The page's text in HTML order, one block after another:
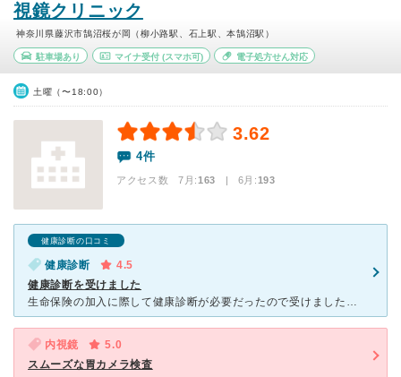
視鏡クリニック
神奈川県藤沢市鵠沼桜が岡（柳小路駅、石上駅、本鵠沼駅）
駐車場あり マイナ受付(スマホ可) 電子処方せん対応
土曜（〜18:00）
3.62
4件
アクセス数 7月:163 | 6月:193
健康診断の口コミ
健康診断
4.5
健康診断を受けました
生命保険の加入に際して健康診断が必要だったので受けました。 メニューは血液検査、尿検査、検便、胸部x-p、心電図、身体測定、診察です。 （検便は検査当日に用意できなくて後日になってしまいましたが）
内視鏡
5.0
スムーズな胃カメラ検査